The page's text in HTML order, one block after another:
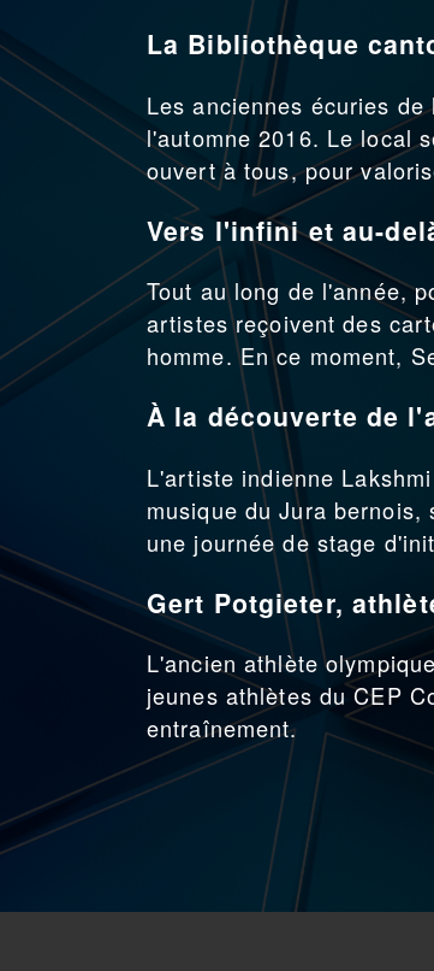
La Bibliothèque
Les anciennes écuries
l'automne 2016. Le local
ouvert à tous, pour
Vers l'infini et au-
Tout au long de l'année,
artistes reçoivent des
homme. En ce moment,
À la découverte de
L'artiste indienne
musique du Jura
une journée de stage
Gert Potgieter,
L'ancien athlète
jeunes athlètes du CEP
entraînement.